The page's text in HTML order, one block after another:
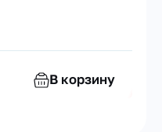
В корзину